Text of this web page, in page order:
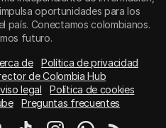
oportunidades para los
país. Conectamos colombianos.
futuro.
de
Política de privacidad
de Colombia Hub
legal
Política de cookies
Preguntas frecuentes